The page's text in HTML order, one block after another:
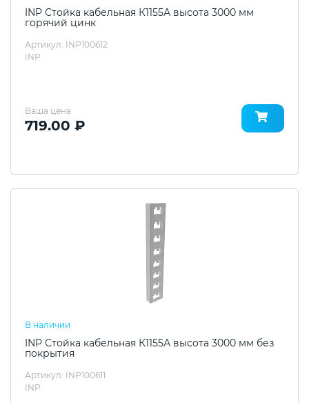
INP Стойка кабельная К1155А высота 3000 мм
горячий цинк
Артикул: INP100612
INP
Ваша цена
719.00 ₽
В наличии
INP Стойка кабельная К1155А высота 3000 мм без
покрытия
Артикул: INP100611
INP